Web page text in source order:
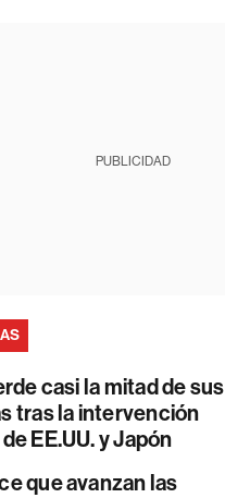
PUBLICIDAD
casi la mitad de sus
tras la intervención
EE.UU. y Japón
que avanzan las